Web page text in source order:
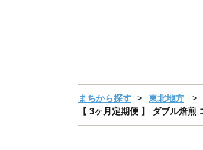
まちから探す 東北地方
【 3ヶ月定期便 】 ダブル焙煎